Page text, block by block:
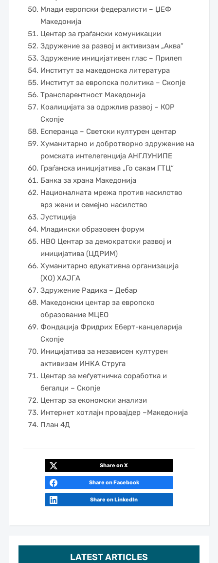
LATEST ARTICLES
Млади европски федералисти – ЏЕФ
Македонија
Центар за граѓански комуникации
Здружение за развој и активизам „Аква“
Здружение иницијативен глас – Прилеп
Институт за македонска литература
Институт за европска политика – Скопје
Транспарентност Македонија
Коалицијата за одржлив развој – КОР
Скопје
Есперанца – Светски културен центар
Хуманитарно и добротворно здружение на
ромската интелегенција АНГЛУНИПЕ
Граѓанска иницијатива „Го сакам ГТЦ“
Банка за храна Македонија
Националната мрежа против насилство
врз жени и семејно насилство
Јустиција
Младински образовен форум
НВО Центар за демократски развој и
иницијатива (ЦДРИМ)
Хуманитарно едукативна организација
(ХО) ХАЈГА
Здружение Радика – Дебар
Македонски центар за европско
образование МЦЕО
Фондација Фридрих Еберт-канцеларија
Скопје
Иницијатива за независен културен
активизам ИНКА Струга
Центар за меѓуетничка соработка и
бегалци – Скопје
Центар за економски анализи
Интернет хотлајн провајдер –Македонија
План 4Д
Share on X
Share on Facebook
Share on LinkedIn